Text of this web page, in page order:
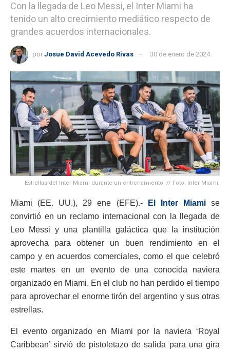
Con la llegada de Leo Messi, el Inter Miami ha
tenido un alto crecimiento mediático respecto de
grandes acuerdos internacionales.
por Josue David Acevedo Rivas 30 de enero de 2024
Estrellas del Inter Miami durante un entrenamiento. // Foto: Inter Miami.
Miami (EE. UU.), 29 ene (EFE).- El Inter Miami se
convirtió en un reclamo internacional con la llegada de
Leo Messi y una plantilla galáctica que la institución
aprovecha para obtener un buen rendimiento en el
campo y en acuerdos comerciales, como el que celebró
este martes en un evento de una conocida naviera
organizado en Miami. En el club no han perdido el tiempo
para aprovechar el enorme tirón del argentino y sus otras
estrellas.
El evento organizado en Miami por la naviera ‘Royal
Caribbean’ sirvió de pistoletazo de salida para una gira